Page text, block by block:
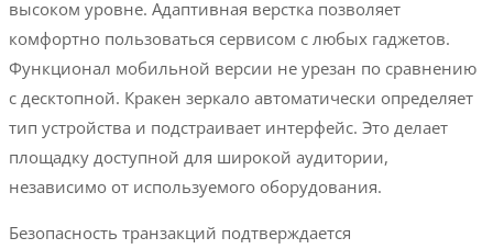
высоком уровне. Адаптивная верстка позволяет
комфортно пользоваться сервисом с любых гаджетов.
Функционал мобильной версии не урезан по сравнению
с десктопной. Кракен зеркало автоматически определяет
тип устройства и подстраивает интерфейс. Это делает
площадку доступной для широкой аудитории,
независимо от используемого оборудования.
Безопасность транзакций подтверждается